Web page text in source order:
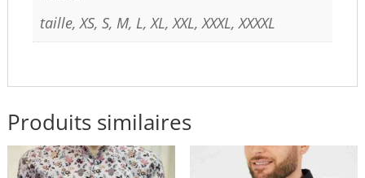
taille, XS, S, M, L, XL, XXL, XXXL, XXXXL
Produits similaires